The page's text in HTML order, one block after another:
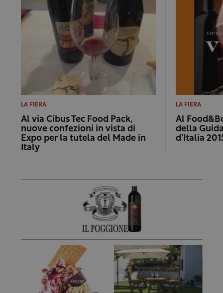
LA FIERA
Al via Cibus Tec Food Pack,
nuove confezioni in vista di
Expo per la tutela del Made in
Italy
LA FIERA
Al
della
d’Italia